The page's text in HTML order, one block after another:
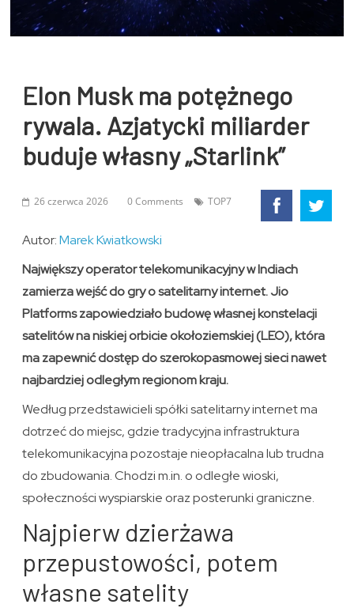
Elon Musk ma potężnego
rywala. Azjatycki miliarder
buduje własny „Starlink”
26 czerwca 2026 0 Comments TOP7
Autor:Marek Kwiatkowski
Największy operator telekomunikacyjny w Indiach
zamierza wejść do gry o satelitarny internet. Jio
Platforms zapowiedziało budowę własnej konstelacji
satelitów na niskiej orbicie okołoziemskiej (LEO), która
ma zapewnić dostęp do szerokopasmowej sieci nawet
najbardziej odległym regionom kraju.
Według przedstawicieli spółki satelitarny internet ma
dotrzeć do miejsc, gdzie tradycyjna infrastruktura
telekomunikacyjna pozostaje nieopłacalna lub trudna
do zbudowania. Chodzi m.in. o odległe wioski,
społeczności wyspiarskie oraz posterunki graniczne.
Najpierw dzierżawa
przepustowości, potem
własne satelity